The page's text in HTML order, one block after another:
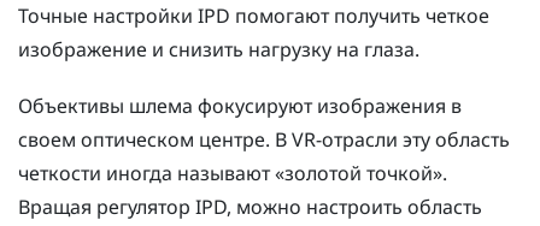
Точные настройки IPD помогают получить четкое
изображение и снизить нагрузку на глаза.
Объективы шлема фокусируют изображения в
своем оптическом центре. В VR-отрасли эту область
четкости иногда называют «золотой точкой».
Вращая регулятор IPD, можно настроить область